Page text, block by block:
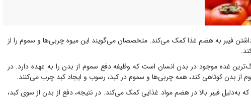
فیبر به هضم غذا کمک می‌کند. متخصصان می‌گویند این میوه چربی‌ها و سموم را از
غده موجود در بدن انسان است که وظیفه دفع سموم از بدن را به عهده دارد. در
از بدن کوتاهی کند، همه چربی‌ها و سموم در کبد، رسوب و ایجاد کبد چرب می‌کنند.
به‌دلیل فیبر بالا در هضم مواد غذایی کمک می‌کند. در نتیجه، دفع از بدن از سوی کبد،